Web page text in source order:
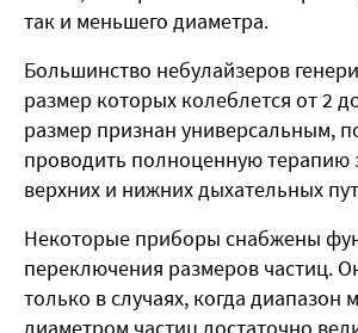
так и меньшего диаметра.
Большинство небулайзеров
размер которых колеблется от 2
размер признан универсальным,
проводить полноценную терапию
верхних и нижних дыхательных
Некоторые приборы снабжены
переключения размеров частиц.
только в случаях, когда диапазон